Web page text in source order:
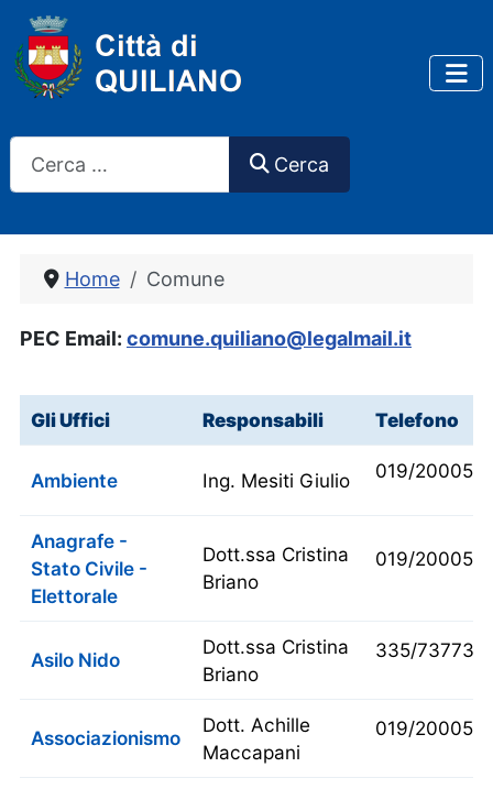
Cerca
Home Comune
PEC Email: comune.quiliano@legalmail.it
Gli Uffici Responsabili Telefono
Ambiente Ing. Mesiti Giulio 019/
Anagrafe -
Stato Civile -
Elettorale
Dott.ssa Cristina
Briano
019/
Asilo Nido
Dott.ssa Cristina
Briano
335/
Associazionismo
Dott. Achille
Maccapani
019/2000511